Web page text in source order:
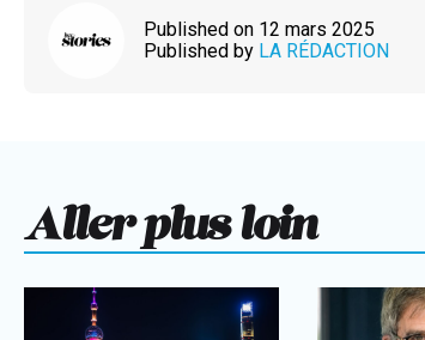
Published on 12 mars 2025
Published by LA RÉDACTION
Aller plus loin